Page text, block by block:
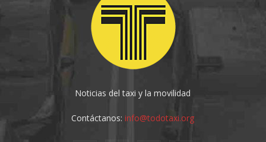
Noticias del taxi y la movilidad
Contáctanos:info@todotaxi.org